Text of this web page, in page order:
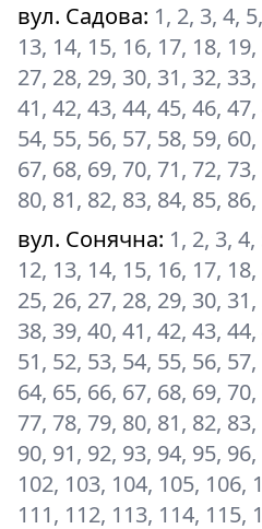
вул. Садова: 1, 2, 3, 4,
13, 14, 15, 16, 17, 18,
27, 28, 29, 30, 31, 32,
41, 42, 43, 44, 45, 46,
54, 55, 56, 57, 58, 59,
67, 68, 69, 70, 71, 72,
80, 81, 82, 83, 84, 85,
вул. Сонячна: 1, 2, 3,
12, 13, 14, 15, 16, 17,
25, 26, 27, 28, 29, 30,
38, 39, 40, 41, 42, 43,
51, 52, 53, 54, 55, 56,
64, 65, 66, 67, 68, 69,
77, 78, 79, 80, 81, 82,
90, 91, 92, 93, 94, 95,
102, 103, 104, 105, 106,
111, 112, 113, 114, 115,